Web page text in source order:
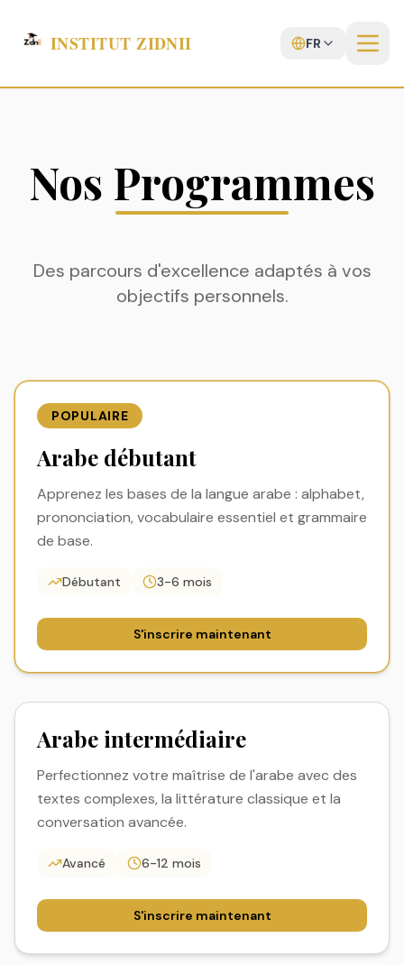
INSTITUT ZIDNII FR
Nos Programmes
Des parcours d'excellence adaptés à vos
objectifs personnels.
POPULAIRE
Arabe débutant
Apprenez les bases de la langue arabe : alphabet,
prononciation, vocabulaire essentiel et grammaire
de base.
Débutant 3-6 mois
S'inscrire maintenant
Arabe intermédiaire
Perfectionnez votre maîtrise de l'arabe avec des
textes complexes, la littérature classique et la
conversation avancée.
Avancé 6-12 mois
S'inscrire maintenant